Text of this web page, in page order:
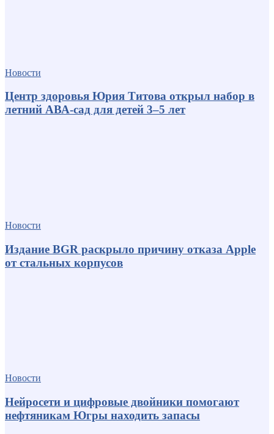
Новости
Центр здоровья Юрия Титова открыл набор в
летний АВА-сад для детей 3–5 лет
Новости
Издание BGR раскрыло причину отказа Apple
от стальных корпусов
Новости
Нейросети и цифровые двойники помогают
нефтяникам Югры находить запасы